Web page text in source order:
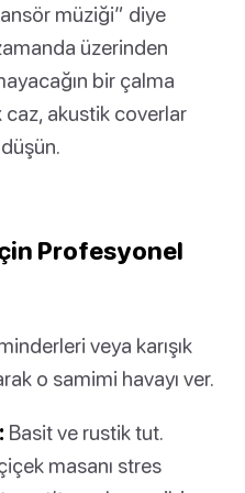
müziği” diye
üzerinden
bir çalma
caz, akustik coverlar
Profesyonel
veya karışık
o samimi havayı ver.
Basit ve rustik tut.
masanı stres